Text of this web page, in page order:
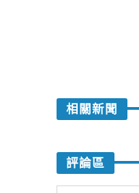
相關新聞
評論區